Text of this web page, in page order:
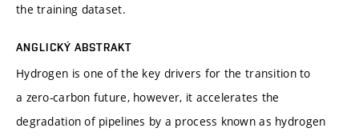
the training dataset.
ANGLICKÝ ABSTRAKT
Hydrogen is one of the key drivers for the transition to
a zero-carbon future, however, it accelerates the
degradation of pipelines by a process known as hydrogen